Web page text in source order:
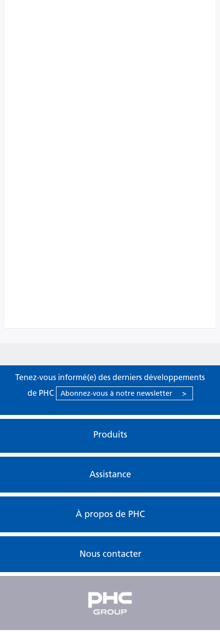
Tenez-vous informé(e) des derniers développements
de PHC
Abonnez-vous à notre newsletter >
Produits
Assistance
À propos de PHC
Nous contacter